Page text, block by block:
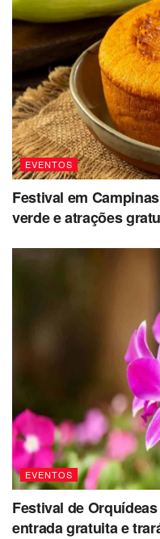
EVENTOS
Festival em
verde e atrações
EVENTOS
Festival de
entrada gratuita e